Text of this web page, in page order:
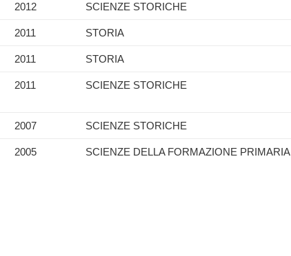
2012 SCIENZE STORICHE
2011 STORIA
2011 STORIA
2011 SCIENZE STORICHE
2007 SCIENZE STORICHE
2005 SCIENZE DELLA FORMAZIONE PRIMARIA